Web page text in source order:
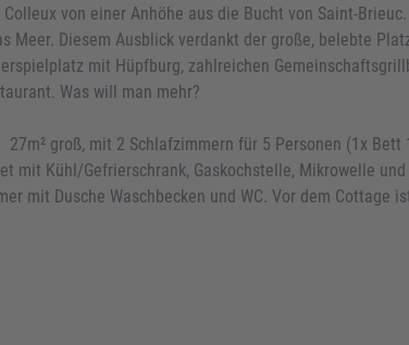
von einer Anhöhe aus die Bucht von Saint-
Diesem Ausblick verdankt der große, belebte
mit Hüpfburg, zahlreichen
Was will man mehr?
groß, mit 2 Schlafzimmern für 5 Personen (1x Bett
mit Kühl/Gefrierschrank, Gaskochstelle, Mikrowelle
mit Dusche Waschbecken und WC. Vor dem Cottage